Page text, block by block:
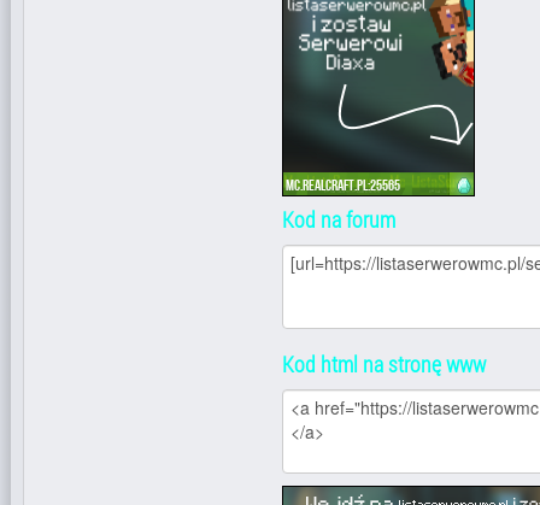
Kod na forum
Kod html na stronę www